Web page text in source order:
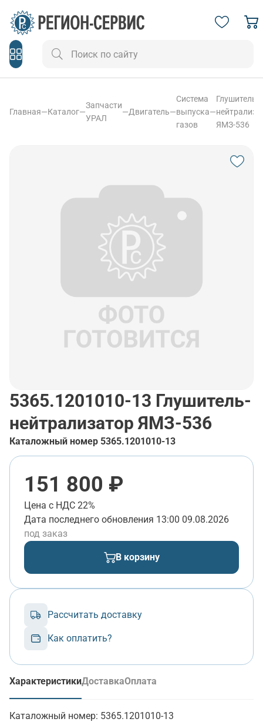
Главная—Каталог—
Запчасти
УРАЛ
—Двигатель—
Система
выпуска
газов
—
Глушитель-
ЯМЗ-536
5365.1201010-13 Глушитель-
нейтрализатор ЯМЗ-536
Каталожный номер 5365.1201010-13
151 800 ₽
Цена с НДС 22%
Дата последнего обновления 13:00 09.08.2026
под заказ
В корзину
Рассчитать доставку
Как оплатить?
Характеристики
(активная вкладка)
ДоставкаОплата
Каталожный номер: 5365.1201010-13